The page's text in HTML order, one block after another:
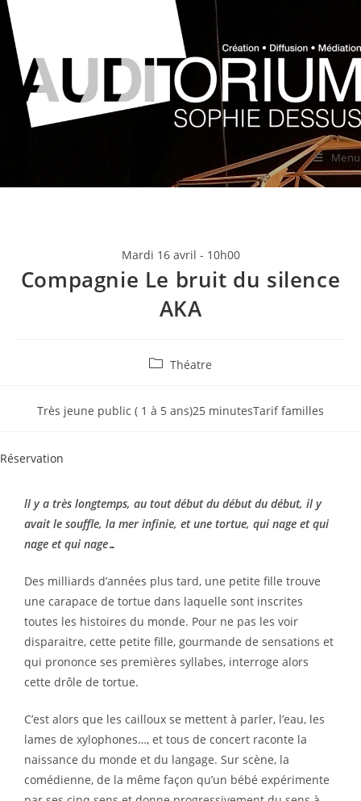
Menu
Mardi 16 avril - 10h00
Compagnie Le bruit du silence
AKA
Théatre
Très jeune public ( 1 à 5 ans)25 minutesTarif familles
Réservation
ll y a très longtemps, au tout début du début du début, il y
avait le souffle, la mer infinie, et une tortue, qui nage et qui
nage et qui nage…
Des milliards d’années plus tard, une petite fille trouve
une carapace de tortue dans laquelle sont inscrites
toutes les histoires du monde. Pour ne pas les voir
disparaitre, cette petite fille, gourmande de sensations et
qui prononce ses premières syllabes, interroge alors
cette drôle de tortue.
C’est alors que les cailloux se mettent à parler, l’eau, les
lames de xylophones…, et tous de concert raconte la
naissance du monde et du langage. Sur scène, la
comédienne, de la même façon qu’un bébé expérimente